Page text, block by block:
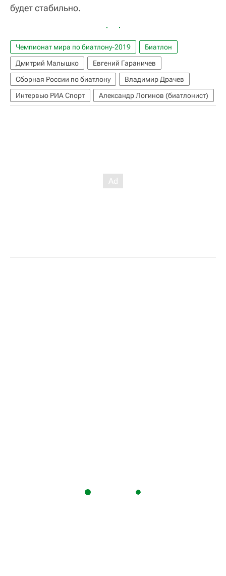
будет стабильно.
Чемпионат мира по биатлону-2019
Биатлон
Дмитрий Малышко
Евгений Гараничев
Сборная России по биатлону
Владимир Драчев
Интервью РИА Спорт
Александр Логинов (биатлонист)